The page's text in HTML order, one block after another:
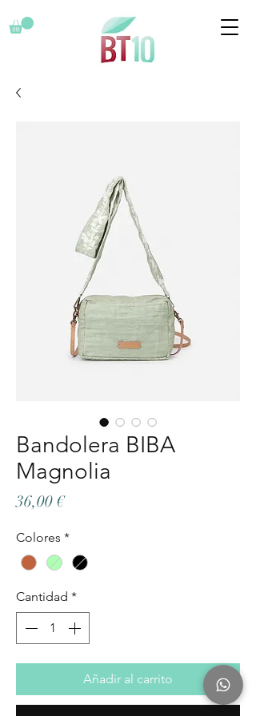
Bandolera BIBA
Magnolia
36,00 €Precio
Colores *
Cantidad *
Añadir al carrito